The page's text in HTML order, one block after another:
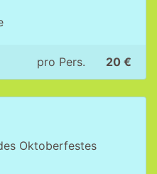
pro Pers. 20 €
Oktoberfestes